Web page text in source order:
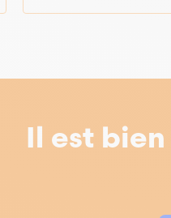
Il est